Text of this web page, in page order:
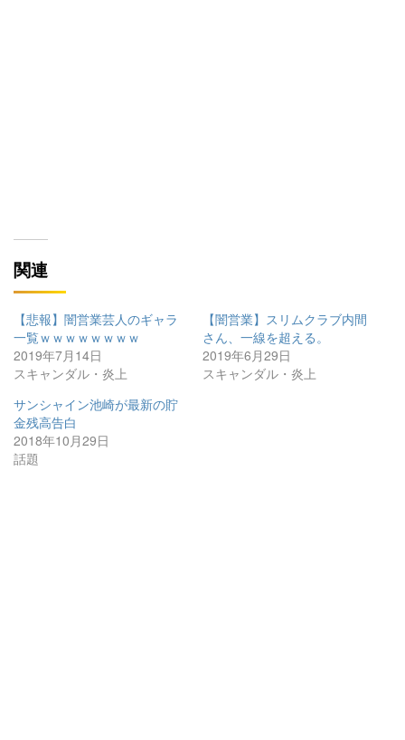
関連
【悲報】闇営業芸人のギャラ
一覧ｗｗｗｗｗｗｗｗ
2019年7月14日
スキャンダル・炎上
【闇営業】スリムクラブ内間
さん、一線を超える。
2019年6月29日
スキャンダル・炎上
サンシャイン池崎が最新の貯
金残高告白
2018年10月29日
話題